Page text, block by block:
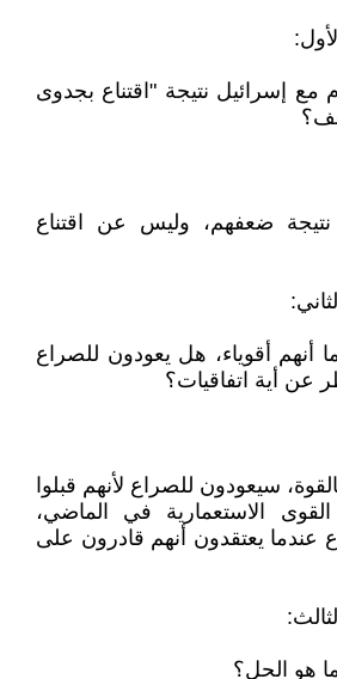
إسرائيل نتيجة "اقتناع بجدوى
نتيجة ضعفهم، وليس عن اقتناع
أنهم أقوياء، هل يعودون للصراع
عن أية اتفاقيات؟
سيعودون للصراع لأنهم قبلوا
الاستعمارية في الماضي،
عندما يعتقدون أنهم قادرون على
هو الحل؟